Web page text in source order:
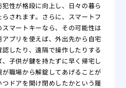
性が格段に向上し、日々の暮ら
されます。さらに、スマートフ
マートキーなら、その可能性は
プリを使えば、外出先から自宅
したり、遠隔で操作したりする
子供が鍵を持たずに早く帰宅し
職場から解錠してあげることが
ドアを開け閉めしたかという履